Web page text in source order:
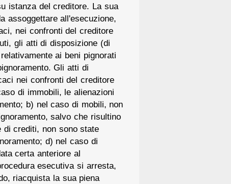
istanza del creditore. La sua
assoggettare all'esecuzione,
nei confronti del creditore
gli atti di disposizione (di
ai beni pignorati
Gli atti di
nei confronti del creditore
di immobili, le alienazioni
b) nel caso di mobili, non
salvo che risultino
crediti, non sono state
d) nel caso di
certa anteriore al
esecutiva si arresta,
riacquista la sua piena